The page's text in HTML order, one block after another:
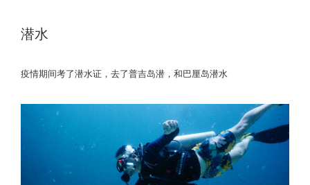
潜水
疫情期间考了潜水证，去了普吉岛潜，和巴厘岛潜水